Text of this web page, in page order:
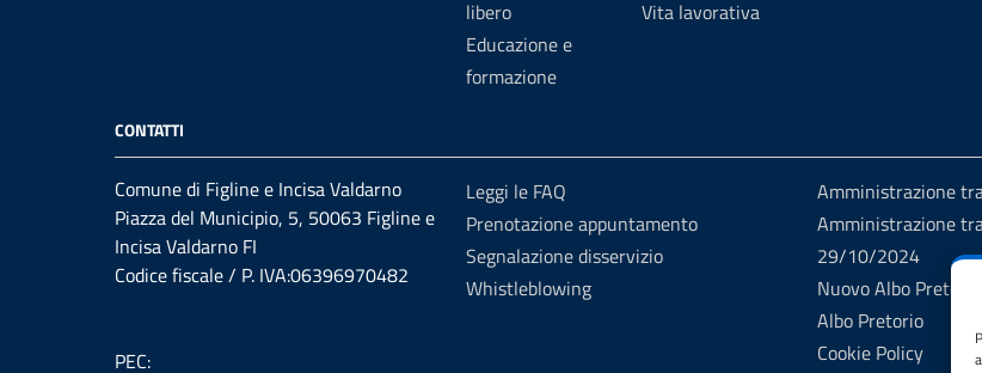
libero
Educazione e
formazione
Vita lavorativa
CONTATTI
Comune di Figline e Incisa Valdarno
Piazza del Municipio, 5, 50063 Figline e
Incisa Valdarno FI
Codice fiscale / P. IVA:06396970482
PEC:
Leggi le FAQ
Prenotazione appuntamento
Segnalazione disservizio
Whistleblowing
Amministrazione
Amministrazione
29/10/2024
Nuovo Albo Pretorio
Albo Pretorio
Cookie Policy